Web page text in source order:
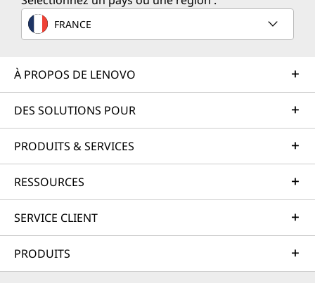
FRANCE
À PROPOS DE LENOVO
DES SOLUTIONS POUR
PRODUITS & SERVICES
RESSOURCES
SERVICE CLIENT
PRODUITS